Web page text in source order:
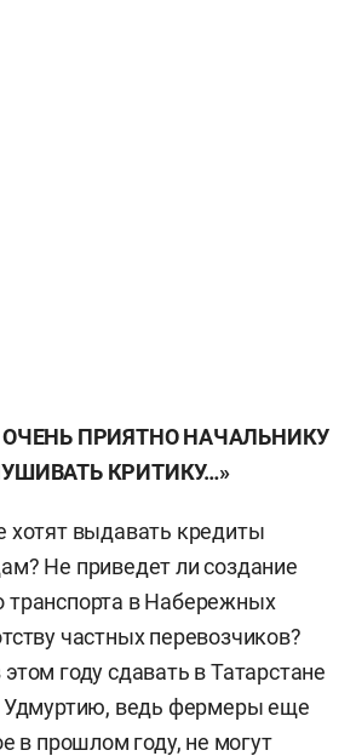
ОЧЕНЬ ПРИЯТНО НАЧАЛЬНИКУ
КРИТИКУ…»
хотят выдавать кредиты
Не приведет ли создание
транспорта в Набережных
частных перевозчиков?
году сдавать в Татарстане
Удмуртию, ведь фермеры еще
в прошлом году, не могут